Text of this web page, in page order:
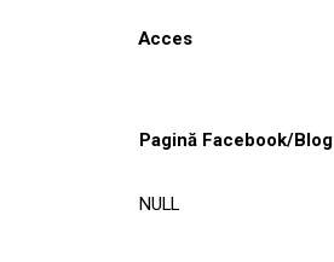
Acces
Pagină Facebook/Blog
NULL